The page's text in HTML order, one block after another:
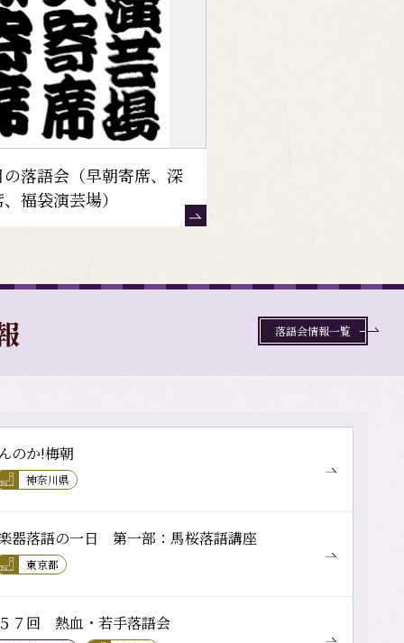
落語会（早朝寄席、深
福袋演芸場）
のか!梅朝
神奈川県
器落語の一日 第一部：馬桜落語講座
東京都
７回 熱血・若手落語会
落語会情報一覧